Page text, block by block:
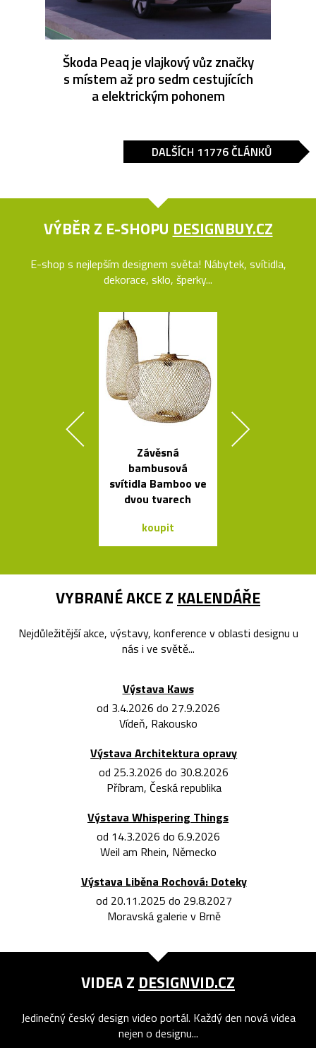
Škoda Peaq je vlajkový vůz značky
s místem až pro sedm cestujících
a elektrickým pohonem
DALŠÍCH 11776 ČLÁNKŮ
VÝBĚR Z E-SHOPU DESIGNBUY.CZ
E-shop s nejlepším designem světa! Nábytek, svítidla,
dekorace, sklo, šperky...
Závěsná
bambusová
svítidla Bamboo ve
dvou tvarech
koupit
VYBRANÉ AKCE Z KALENDÁŘE
Nejdůležitější akce, výstavy, konference v oblasti designu u
nás i ve světě...
Výstava Kaws
od 3.4.2026 do 27.9.2026
Vídeň, Rakousko
Výstava Architektura opravy
od 25.3.2026 do 30.8.2026
Příbram, Česká republika
Výstava Whispering Things
od 14.3.2026 do 6.9.2026
Weil am Rhein, Německo
Výstava Liběna Rochová: Doteky
od 20.11.2025 do 29.8.2027
Moravská galerie v Brně
VIDEA Z DESIGNVID.CZ
Jedinečný český design video portál. Každý den nová videa
nejen o designu...